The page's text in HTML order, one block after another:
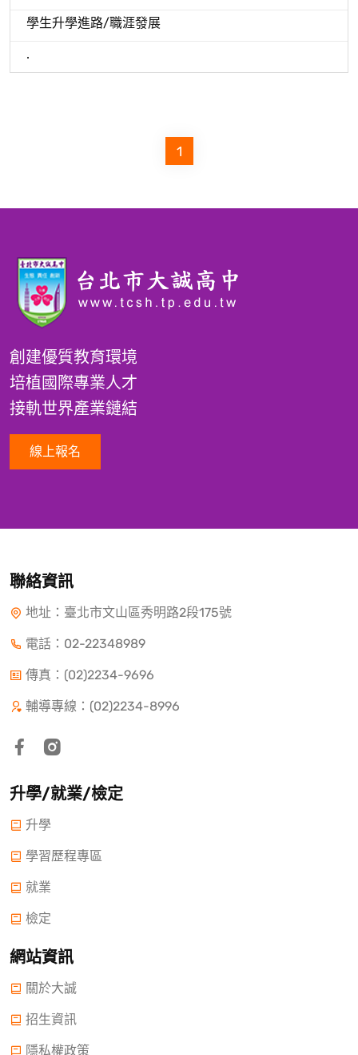
學生升學進路/職涯發展
.
1
創建優質教育環境
培植國際專業人才
接軌世界產業鏈結
線上報名
聯絡資訊
地址：臺北市文山區秀明路2段175號
電話： 02-22348989
傳真：(02)2234-9696
輔導專線：(02)2234-8996
升學/就業/檢定
升學
學習歷程專區
就業
檢定
網站資訊
關於大誠
招生資訊
隱私權政策